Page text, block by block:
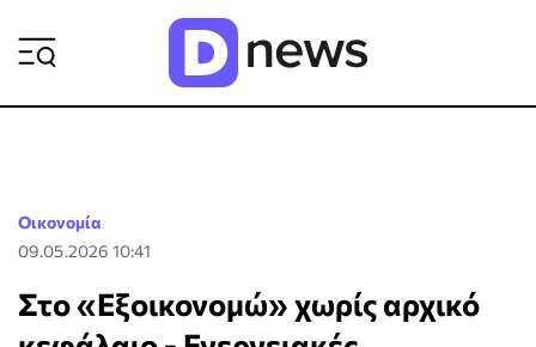
Οικονομία
09.05.2026 10:41
Στο «Εξοικονομώ» χωρίς αρχικό